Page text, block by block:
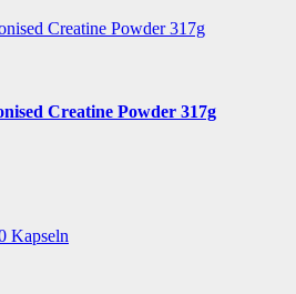
Creatine Powder 317g